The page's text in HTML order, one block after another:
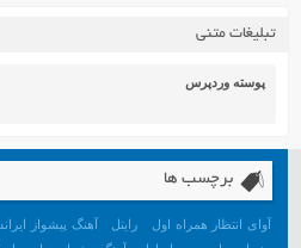
فروردین ۱۳۹۸
مرداد ۱۳۹۷
خرداد ۱۳۹۷
اردیبهشت ۱۳۹۷
تبلیغات متنی
پوسته وردپرس
برچسب ها
آوای انتظار همراه اول رایتل آهنگ پیشواز